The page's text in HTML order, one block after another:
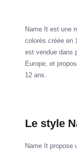
Name It est une
colorés créée en
est vendue dans
Europe, et
12 ans.
Le style
Name It propose